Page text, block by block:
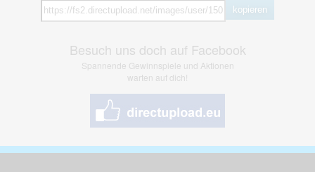
kopieren
Besuch uns doch auf Facebook
Spannende Gewinnspiele und Aktionen
warten auf dich!